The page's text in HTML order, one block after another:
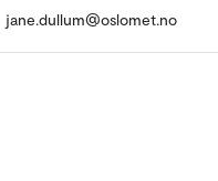
jane.dullum@oslomet.no